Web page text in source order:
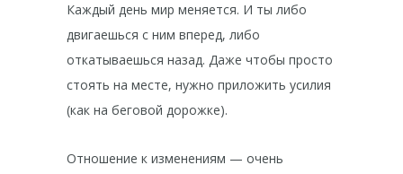
Каждый день мир меняется. И ты либо
двигаешься с ним вперед, либо
откатываешься назад. Даже чтобы просто
стоять на месте, нужно приложить усилия
(как на беговой дорожке).
Отношение к изменениям — очень